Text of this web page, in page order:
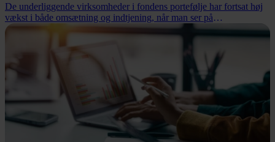
De underliggende virksomheder i fondens portefølje har fortsat høj
vækst i både omsætning og indtjening, når man ser på
regnskabstallene for fjerde kvartal.